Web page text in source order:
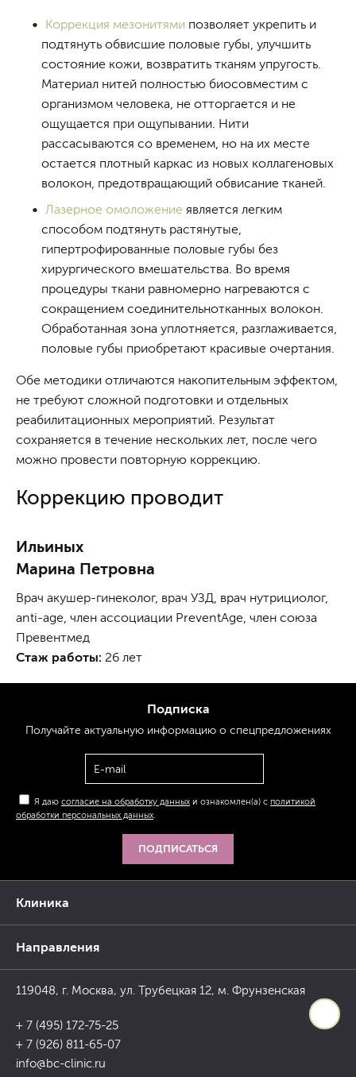
Коррекция мезонитями позволяет укрепить и
подтянуть обвисшие половые губы, улучшить
состояние кожи, возвратить тканям упругость.
Материал нитей полностью биосовместим с
организмом человека, не отторгается и не
ощущается при ощупывании. Нити
рассасываются со временем, но на их месте
остается плотный каркас из новых коллагеновых
волокон, предотвращающий обвисание тканей.
Лазерное омоложение является легким
способом подтянуть растянутые,
гипертрофированные половые губы без
хирургического вмешательства. Во время
процедуры ткани равномерно нагреваются с
сокращением соединительнотканных волокон.
Обработанная зона уплотняется, разглаживается,
половые губы приобретают красивые очертания.
Обе методики отличаются накопительным эффектом,
не требуют сложной подготовки и отдельных
реабилитационных мероприятий. Результат
сохраняется в течение нескольких лет, после чего
можно провести повторную коррекцию.
Коррекцию проводит
Ильиных
Марина Петровна
Врач акушер-гинеколог, врач УЗД, врач нутрициолог,
anti-age, член ассоциации PreventAge, член союза
Превентмед
Стаж работы: 26 лет
Клиника
Направления
119048, г. Москва, ул. Трубецкая 12, м. Фрунзенская
+ 7 (495) 172-75-25
+ 7 (926) 811-65-07
info@bc-clinic.ru
Подписка
Получайте актуальнуюинформациюо спецпредложениях
Я даю согласие на обработку данных и ознакомлен(а) с политикой
обработки персональных данных
ПОДПИСАТЬСЯ